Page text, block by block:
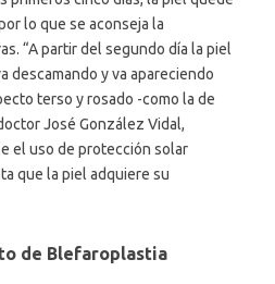
lo que se aconseja la
“A partir del segundo día la piel
descamando y va apareciendo
terso y rosado -como la de
José González Vidal,
el uso de protección solar
que la piel adquiere su
de Blefaroplastia